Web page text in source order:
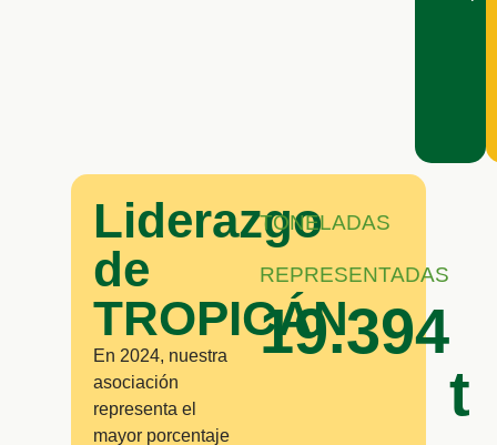
Liderazgo
de
TROPICÁN
En 2024, nuestra
asociación
representa el
mayor porcentaje
TONELADAS
REPRESENTADAS
19.394
t